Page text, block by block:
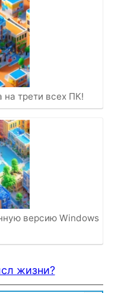
на трети всех ПК!
версию Windows
жизни?